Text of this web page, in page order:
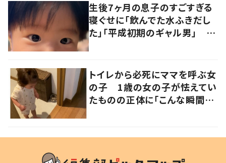
生後7ヶ月の息子のすごすぎる
寝ぐせに「飲んでた水ふきだし
た」「平成初期のギャル男」 実
トイレから必死にママを呼ぶ女
の子 1歳の女の子が怯えてい
たものの正体に「こんな瞬間